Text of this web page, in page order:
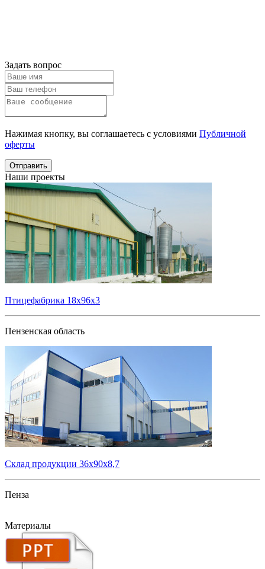
Задать вопрос
Нажимая кнопку, вы соглашаетесь с условиями Публичной
оферты
Отправить
Наши проекты
Птицефабрика 18х96х3
Пензенская область
Склад продукции 36х90х8,7
Пенза
Материалы